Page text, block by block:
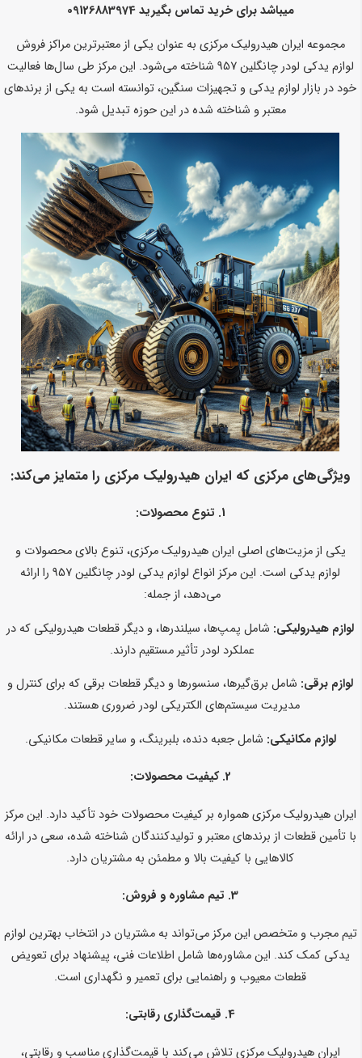
میباشد برای خرید تماس بگیرید 09126883974
مجموعه ایران هیدرولیک مرکزی به عنوان یکی از معتبرترین مراکز فروش
لوازم یدکی لودر چانگلین 957 شناخته می‌شود. این مرکز طی سال‌ها فعالیت
خود در بازار لوازم یدکی و تجهیزات سنگین، توانسته است به یکی از برندهای
معتبر و شناخته شده در این حوزه تبدیل شود.
ویژگی‌های مرکزی که ایران هیدرولیک مرکزی را متمایز می‌کند:
1. تنوع محصولات:
یکی از مزیت‌های اصلی ایران هیدرولیک مرکزی، تنوع بالای محصولات و
لوازم یدکی است. این مرکز انواع لوازم یدکی لودر چانگلین 957 را ارائه
می‌دهد، از جمله:
لوازم هیدرولیکی: شامل پمپ‌ها، سیلندرها، و دیگر قطعات هیدرولیکی که در
عملکرد لودر تأثیر مستقیم دارند.
لوازم برقی: شامل برق‌گیرها، سنسورها و دیگر قطعات برقی که برای کنترل و
مدیریت سیستم‌های الکتریکی لودر ضروری هستند.
لوازم مکانیکی: شامل جعبه دنده، بلبرینگ، و سایر قطعات مکانیکی.
2. کیفیت محصولات:
ایران هیدرولیک مرکزی همواره بر کیفیت محصولات خود تأکید دارد. این مرکز
با تأمین قطعات از برندهای معتبر و تولیدکنندگان شناخته شده، سعی در ارائه
کالاهایی با کیفیت بالا و مطمئن به مشتریان دارد.
3. تیم مشاوره و فروش:
تیم مجرب و متخصص این مرکز می‌تواند به مشتریان در انتخاب بهترین لوازم
یدکی کمک کند. این مشاوره‌ها شامل اطلاعات فنی، پیشنهاد برای تعویض
قطعات معیوب و راهنمایی برای تعمیر و نگهداری است.
4. قیمت‌گذاری رقابتی:
ایران هیدرولیک مرکزی تلاش می‌کند با قیمت‌گذاری مناسب و رقابتی،